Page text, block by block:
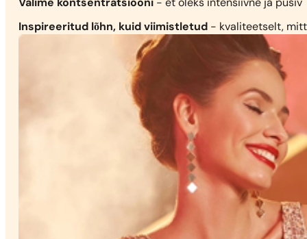
Valime kontsentratsiooni - et oleks intensiivne ja püsiv
Inspireeritud lõhn, kuid viimistletud - kvaliteetselt,